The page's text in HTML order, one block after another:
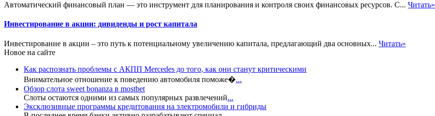
Автоматический финансовый план — это инструмент для планирования и контроля своих финансовых ресурсов. С... Читать»
Инвестирование в акции: дивиденды и рост капитала
Инвестирование в акции – это путь к потенциальному увеличению капитала, предлагающий два основных... Читать»
Новое на сайте
Как распознать проблемы с АКПП Mercedes до того, как они станут критическими
Внимательное отношение к поведению автомобиля поможе�...
Обзор слота sweet bonanza в mostbet
Слоты остаются одними из самых популярных развлечений...
Эксклюзивные программы кредитования на электромобили и гибриды